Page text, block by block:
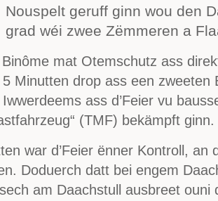
Nouspelt geruff ginn wou den
grad wéi zwee Zëmmeren a
mat Otemschutz ass
5 Minutten drop ass een zweeten
ass d’Feier vu
(TMF) bekämpft ginn.
war d’Feier ënner Kontroll, an
Doduerch datt bei engem
am Daachstull ausbreet